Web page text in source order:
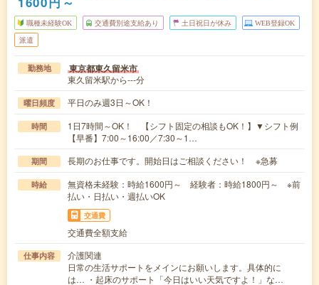
職種未経験OK 交通費別途支給あり 土日祝日が休み WEB登録OK
派遣
勤務地 東京都東久留米市
東久留米駅から---分
曜日頻度 平日のみ週3日～OK！
時間
1日7時間～OK！ 【シフト固定の相談もOK！】▼シフト例
【早番】7:00～16:00／7:30～1…
期間 長期のお仕事です。開始日はご相談ください！ ※急募
時給
無資格未経験：時給1600円～ 経験者：時給1800円～ ※前
払い・日払い・週払いOK
交通費
交通費全額支給
仕事内容
介護関連
日常の生活サポートをメインにお願いします。具体的に
は… ・起床のサポート「今日はいい天気ですよ！」な…